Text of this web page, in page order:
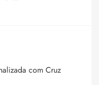
com Cruz